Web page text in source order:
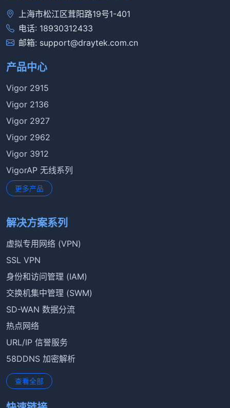
上海市松江区茸阳路19号1-401
电话: 18930312433
邮箱: support@draytek.com.cn
产品中心
Vigor 2915
Vigor 2136
Vigor 2927
Vigor 2962
Vigor 3912
VigorAP 无线系列
更多产品
解决方案系列
虚拟专用网络 (VPN)
SSL VPN
身份和访问管理 (IAM)
交换机集中管理 (SWM)
SD-WAN 数据分流
热点网络
URL/IP 信誉服务
58DDNS 加密解析
查看全部